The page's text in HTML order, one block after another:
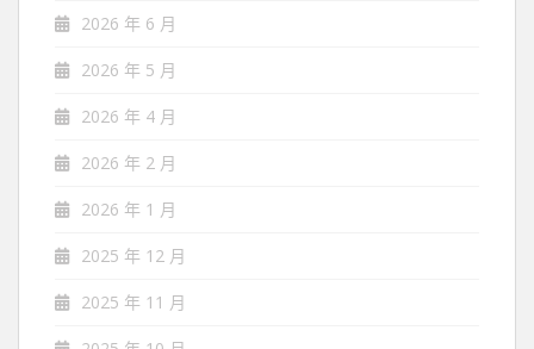
2026 年 6 月
2026 年 5 月
2026 年 4 月
2026 年 2 月
2026 年 1 月
2025 年 12 月
2025 年 11 月